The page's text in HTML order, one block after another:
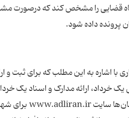
قضایی را مشخص کند که درصورت
با اشاره به این مطلب که برای ثبت
خرداد، ارائه مدارک و اسناد یک